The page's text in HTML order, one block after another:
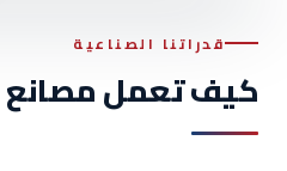
قدراتنا الصناعية
كيف تعمل مصانع